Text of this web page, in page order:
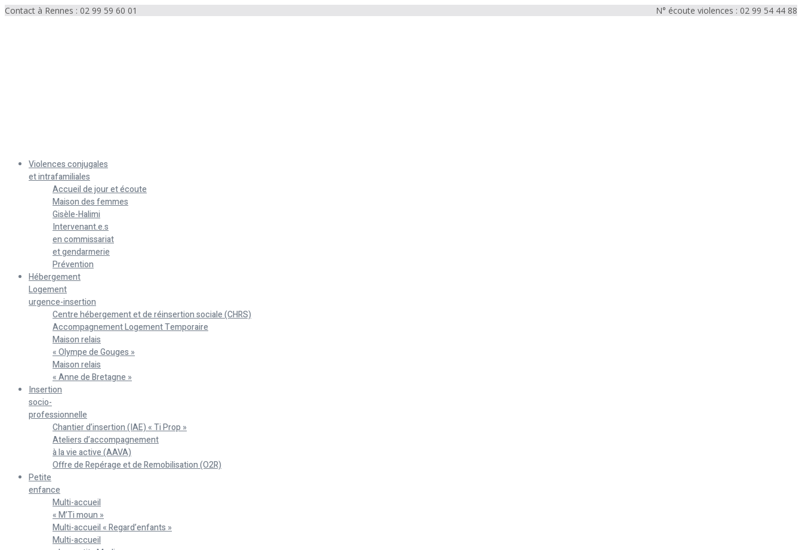
Contact à Rennes : 02 99 59 60 01 N° écoute violences : 02 99 54 44 88
Violences conjugales
et intrafamiliales
Accueil de jour et écoute
Maison des femmes
Gisèle-Halimi
Intervenant.e.s
en commissariat
et gendarmerie
Prévention
Hébergement
Logement
urgence-insertion
Centre hébergement et de réinsertion sociale (CHRS)
Accompagnement Logement Temporaire
Maison relais
« Olympe de Gouges »
Maison relais
« Anne de Bretagne »
Insertion
socio-
professionnelle
Chantier d’insertion (IAE) « Ti Prop »
Ateliers d’accompagnement
à la vie active (AAVA)
Offre de Repérage et de Remobilisation (O2R)
Petite
enfance
Multi-accueil
« M’Ti moun »
Multi-accueil « Regard’enfants »
Multi-accueil